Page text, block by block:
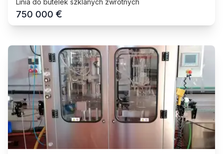
Linia do butelek szklanych zwrotnych
750 000 €